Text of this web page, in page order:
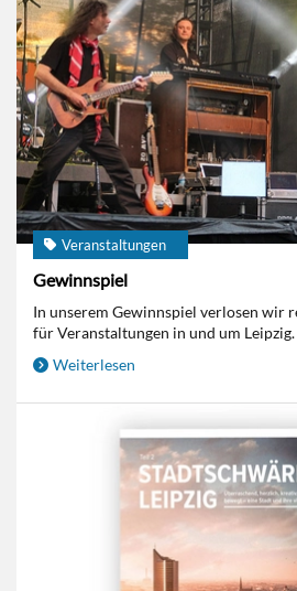
Veranstaltungen
Gewinnspiel
In unserem Gewinnspiel verlosen wir
für Veranstaltungen in und um Leipzig.
Weiterlesen